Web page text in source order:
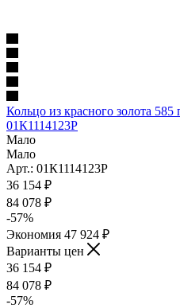
Кольцо из красного золота
01К1114123Р
Мало
Мало
Арт.: 01К1114123Р
36 154 ₽
84 078 ₽
-57%
Экономия 47 924 ₽
Варианты цен
36 154 ₽
84 078 ₽
-57%